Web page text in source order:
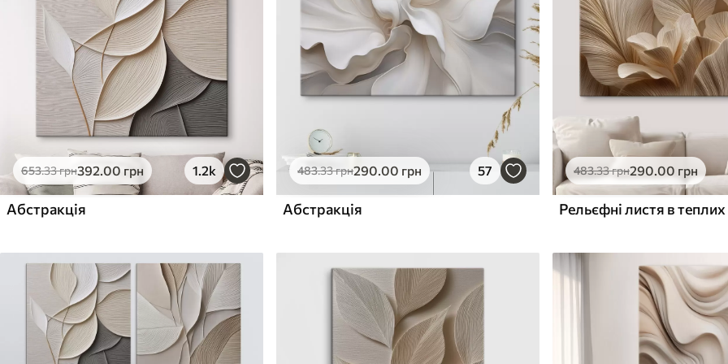
✗
Поверхня з текстурою
полотна
✗ Екологічний матеріал
Поверхня з текстурою
Екологічний матеріал
✓
Поверхня з текстурою
полотна
✓ Екологічний матеріал
653.33грн392.00 грн 1.2k
Абстракція
483.33грн290.00 грн 57
Абстракція
483.33грн290.00 грн